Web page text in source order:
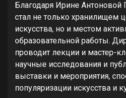
Благодаря Ирине
стал не только хранилищем
искусства, но и местом
образовательной работы.
проводит лекции и мастер-
научные исследования и
выставки и мероприятия,
популяризации искусства и